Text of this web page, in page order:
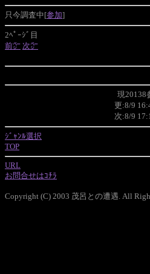
只今調査中[参加]
2ﾍﾟｰｼﾞ目
前㌻ 次㌻
現20138
更:8/9
次:8/9
ｼﾞｬﾝﾙ選択
TOP
URL
お問合せはｺﾁﾗ
Copyright (C) 2003 茂呂との遭遇. All